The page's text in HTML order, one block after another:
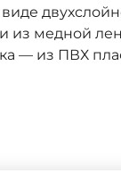
из медной
— из ПВХ